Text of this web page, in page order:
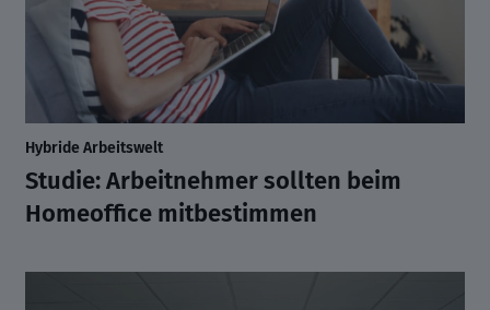
Hybride Arbeitswelt
Studie: Arbeitnehmer sollten beim
Homeoffice mitbestimmen